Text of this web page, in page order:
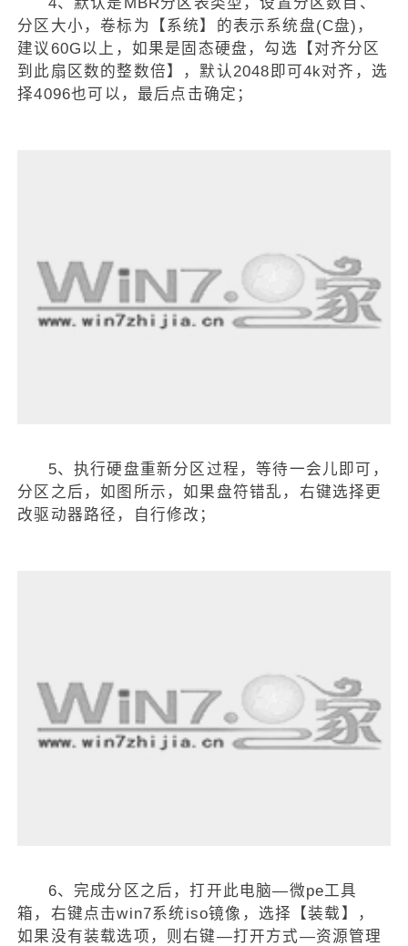
分区大小，卷标为【系统】的表示系统盘(C盘)，
建议60G以上，如果是固态硬盘，勾选【对齐分区
到此扇区数的整数倍】，默认2048即可4k对齐，选
择4096也可以，最后点击确定；
5、执行硬盘重新分区过程，等待一会儿即可，
分区之后，如图所示，如果盘符错乱，右键选择更
改驱动器路径，自行修改；
6、完成分区之后，打开此电脑—微pe工具
箱，右键点击win7系统iso镜像，选择【装载】，
如果没有装载选项，则右键—打开方式—资源管理